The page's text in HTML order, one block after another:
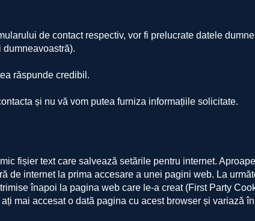
de contact respectiv, vor fi prelucrate datele
răspunde credibil.
și nu vă vom putea furniza informațiile solicitate.
fișier text care salvează setările pentru internet.
de internet la prima accesare a unei pagini web. La
înapoi la pagina web care le-a creat (First Party
mai accesat o dată pagina cu acest browser și variază